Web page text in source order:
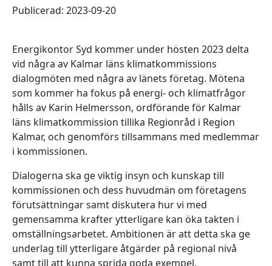
Publicerad: 2023-09-20
Energikontor Syd kommer under hösten 2023 delta
vid några av Kalmar läns klimatkommissions
dialogmöten med några av länets företag. Mötena
som kommer ha fokus på energi- och klimatfrågor
hålls av Karin Helmersson, ordförande för Kalmar
läns klimatkommission tillika Regionråd i Region
Kalmar, och genomförs tillsammans med medlemmar
i kommissionen.
Dialogerna ska ge viktig insyn och kunskap till
kommissionen och dess huvudmän om företagens
förutsättningar samt diskutera hur vi med
gemensamma krafter ytterligare kan öka takten i
omställningsarbetet. Ambitionen är att detta ska ge
underlag till ytterligare åtgärder på regional nivå
samt till att kunna sprida goda exempel.